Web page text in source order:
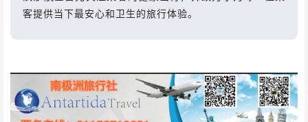
客提供当下最安心和卫生的旅行体验。